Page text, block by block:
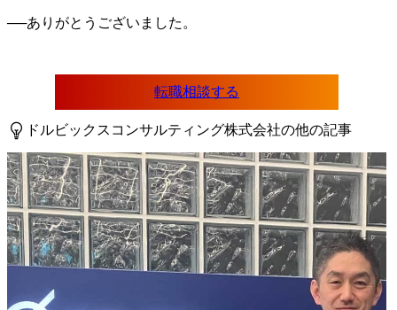
──
転職相談する
ドルビックスコンサルティング株式会社の他の記事